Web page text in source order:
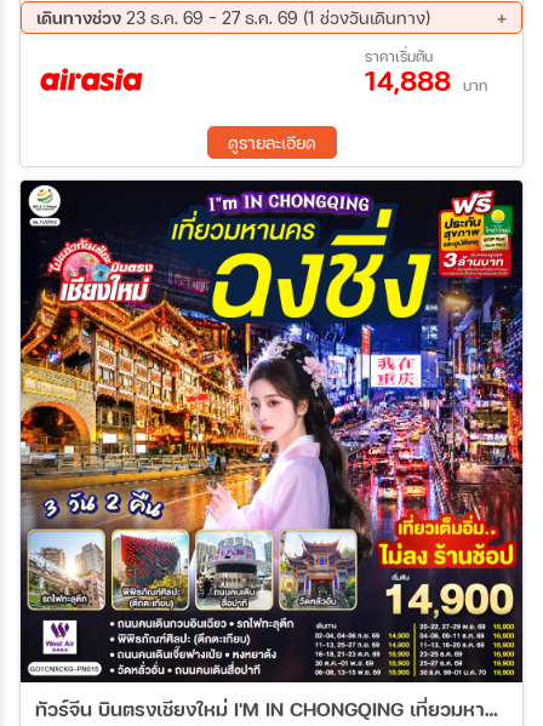
ค้นหา
ศูนย์สมุนไพรจีน เทียนเหมินซาน (กระเช้า+รถอุทยาน) -ระเบียง
กระจก(รวมผ้าหุ้มรองเท้า) - ชมถ้ำประตูสวรรค์ (บันไดเลื่อน) *OPTION
เดินทางช่วง 23 ธ.ค. 69 - 27 ธ.ค. 69 (1 ช่วงวันเดินทาง)
ราคาเริ่มต้น
14,888 บาท
ดูรายละเอียด
ทัวร์จีน บินตรงเชียงใหม่ I'M IN CHONGQING เที่ยวมหานคร..ฉงชิ่ง 3วัน 2คืน (PN)